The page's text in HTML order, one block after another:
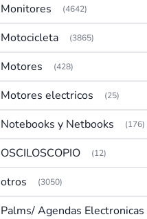
Monitores (4642)
Motocicleta (3865)
Motores (428)
Motores electricos (25)
Notebooks y Netbooks (176)
OSCILOSCOPIO (12)
otros (3050)
Palms/ Agendas Electronicas